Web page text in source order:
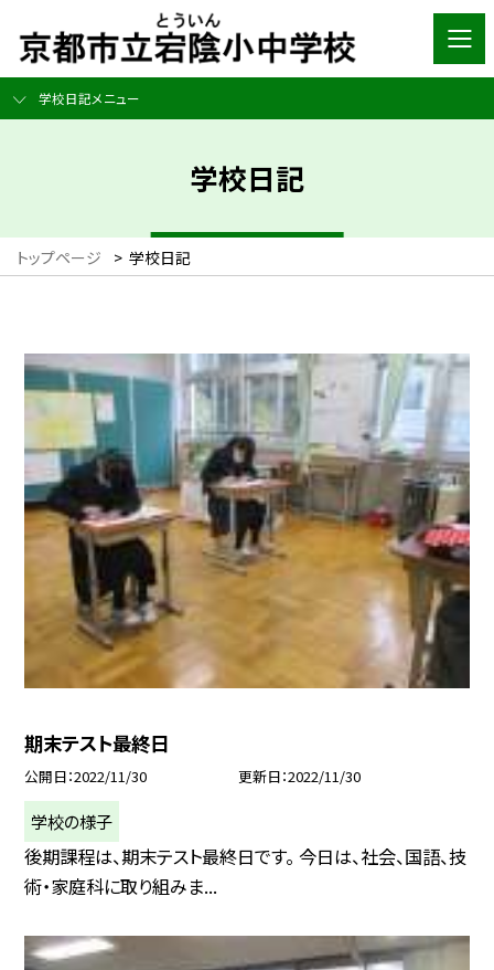
学校日記メニュー
学校日記
トップページ > 学校日記
期末テスト最終日
公開日 2022/11/30 更新日 2022/11/30
学校の様子
後期課程は、期末テスト最終日です。 今日は、社会、国語、技
術・家庭科に取り組みま...